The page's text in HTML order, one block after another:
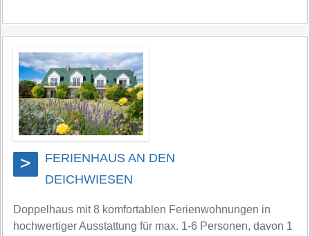
>
FERIENHAUS AN DEN
DEICHWIESEN
Doppelhaus mit 8 komfortablen Ferienwohnungen in
hochwertiger Ausstattung für max. 1-6 Personen, davon 1